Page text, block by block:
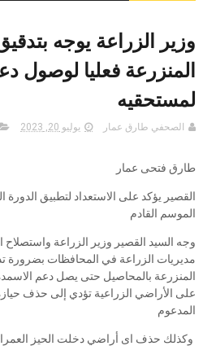
وزير الزراعة يوجه
المنزرعة فعليا لوصول
لمستحقيه
الصحفي طارق عمار يوليو 20, 2023
طارق فتحى عمار
القصير يؤكد على الاستعداد لتطبيق الدورة
الموسم القادم
وجه السيد القصير وزير الزراعة واستصلاح
مديريات الزراعة في المحافظات بضرورة
المنزرعة بالمحاصيل حتى يصل دعم
على الأراضي الزراعية تؤدي إلى حذف
المدعوم
وكذلك حذف اى أراضي دخلت الحيز